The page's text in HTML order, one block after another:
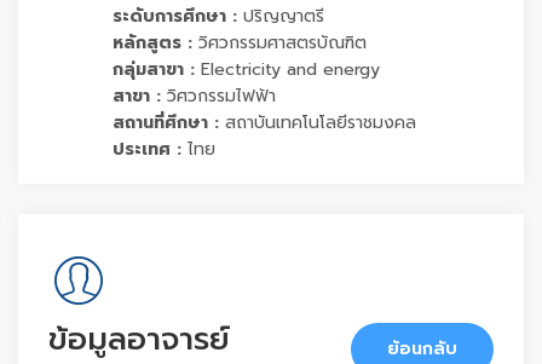
ระดับการศึกษา : ปริญญาตรี
หลักสูตร : วิศวกรรมศาสตรบัณฑิต
กลุ่มสาขา : Electricity and energy
สาขา : วิศวกรรมไฟฟ้า
สถานที่ศึกษา : สถาบันเทคโนโลยีราชมงคล
ประเทศ : ไทย
ข้อมูลอาจารย์ ย้อนกลับ